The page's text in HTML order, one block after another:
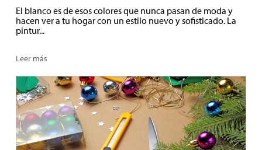
El blanco es de esos colores que nunca pasan de moda y
hacen ver a tu hogar con un estilo nuevo y sofisticado. La
pintur...
Leer más